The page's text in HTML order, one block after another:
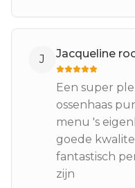
J Jacqueline
Een super
ossenhaas
menu 's
goede
fantastisch
zijn